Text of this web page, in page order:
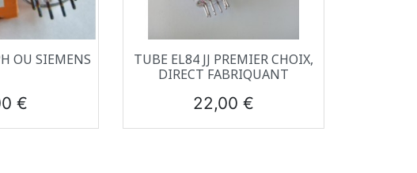
rapide
OU SIEMENS
€
Aperçu rapide
TUBE EL84 JJ PREMIER CHOIX,
DIRECT FABRIQUANT
Prix
22,00 €